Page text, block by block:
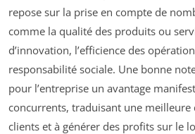
repose sur la prise en compte de
comme la qualité des produits ou
d’innovation, l’efficience des
responsabilité sociale. Une bonne
pour l’entreprise un avantage
concurrents, traduisant une meilleure
clients et à générer des profits sur le